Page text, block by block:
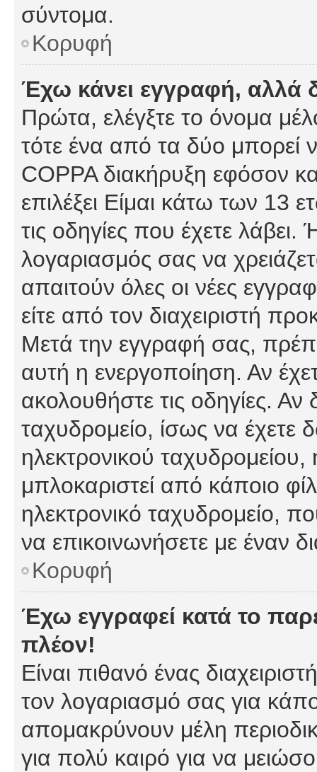
σύντομα.
Κορυφή
Έχω κάνει εγγραφή,
Πρώτα, ελέγξτε το όνομα
τότε ένα από τα δύο μπορεί
COPPA διακήρυξη εφόσον
επιλέξει Είμαι κάτω των 13
τις οδηγίες που έχετε λάβει.
λογαριασμός σας να
απαιτούν όλες οι νέες
είτε από τον διαχειριστή
Μετά την εγγραφή σας,
αυτή η ενεργοποίηση. Αν
ακολουθήστε τις οδηγίες. Αν
ταχυδρομείο, ίσως να έχετε
ηλεκτρονικού ταχυδρομείου,
μπλοκαριστεί από κάποιο
ηλεκτρονικό ταχυδρομείο,
να επικοινωνήσετε με έναν
Κορυφή
Έχω εγγραφεί κατά το
πλέον!
Είναι πιθανό ένας
τον λογαριασμό σας για
απομακρύνουν μέλη
για πολύ καιρό για να